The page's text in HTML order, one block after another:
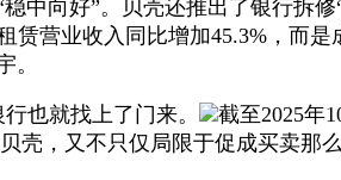
向好”。贝壳还推出了银行拆修
营业收入同比增加45.3%，而
。
也就找上了门来。
截至2025年
壳，又不只仅局限于促成买卖那